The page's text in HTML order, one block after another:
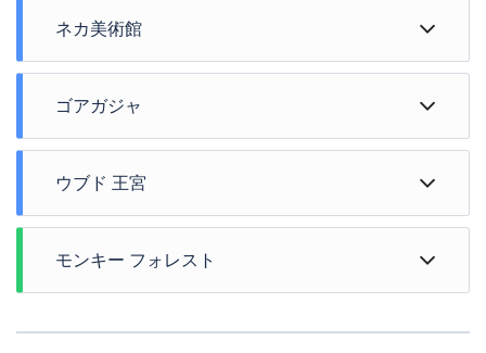
ネカ美術館
ゴアガジャ
ウブド 王宮
モンキー フォレスト